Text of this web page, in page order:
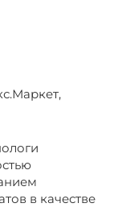
в качестве